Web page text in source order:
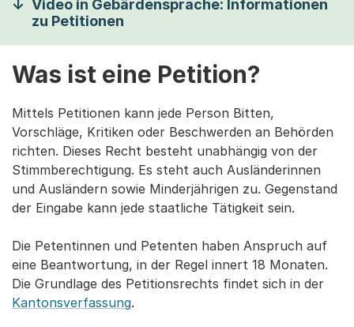
Video in Gebärdensprache: Informationen
zu Petitionen
Was ist eine Petition?
Mittels Petitionen kann jede Person Bitten,
Vorschläge, Kritiken oder Beschwerden an Behörden
richten. Dieses Recht besteht unabhängig von der
Stimmberechtigung. Es steht auch Ausländerinnen
und Ausländern sowie Minderjährigen zu. Gegenstand
der Eingabe kann jede staatliche Tätigkeit sein.
Die Petentinnen und Petenten haben Anspruch auf
eine Beantwortung, in der Regel innert 18 Monaten.
Die Grundlage des Petitionsrechts findet sich in der
Kantonsverfassung.